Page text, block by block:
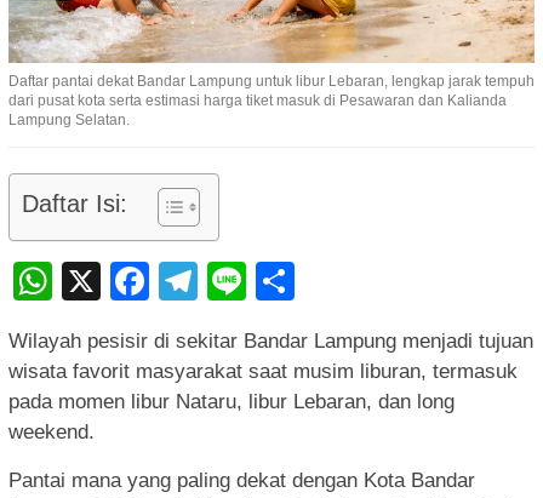
Daftar pantai dekat Bandar Lampung untuk libur Lebaran, lengkap jarak tempuh
dari pusat kota serta estimasi harga tiket masuk di Pesawaran dan Kalianda
Lampung Selatan.
Daftar Isi:
WhatsApp
X Facebook
Telegram
Line
Wilayah pesisir di sekitar Bandar Lampung menjadi tujuan
wisata favorit masyarakat saat musim liburan, termasuk
pada momen libur Nataru, libur Lebaran, dan long
weekend.
Pantai mana yang paling dekat dengan Kota Bandar